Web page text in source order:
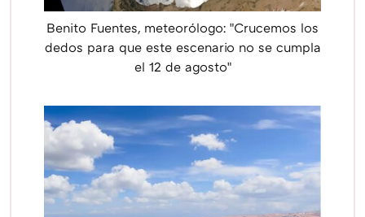
Benito Fuentes, meteorólogo: "Crucemos los
dedos para que este escenario no se cumpla
el 12 de agosto"